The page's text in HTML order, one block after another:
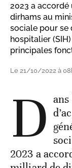
2023 a accordé
dirhams au
sociale pour se
hospitalier
principales
Le 21/10/2022 à
D ans
2023 a